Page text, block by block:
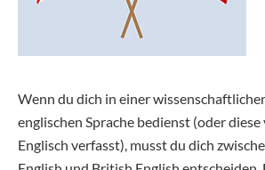
Wenn du dich in einer
englischen Sprache bedienst (oder
Englisch verfasst), musst du dich